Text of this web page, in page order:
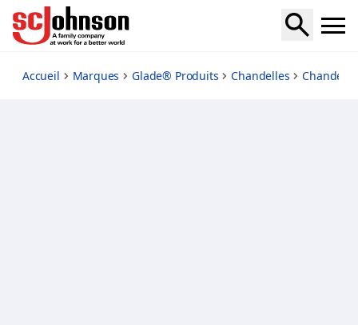
wonder-melon
Accueil Marques Glade® Produits Chandelles Chandelle